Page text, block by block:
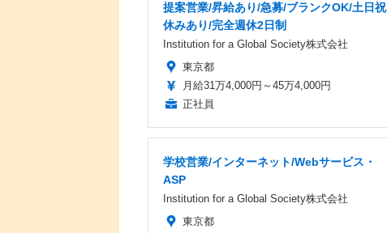
提案営業/昇給あり/急募/ブランクOK/土日祝
休みあり/完全週休2日制
Institution for a Global Society株式会社
東京都
月給31万4,000円～45万4,000円
正社員
学校営業/インターネット/Webサービス・
ASP
Institution for a Global Society株式会社
東京都